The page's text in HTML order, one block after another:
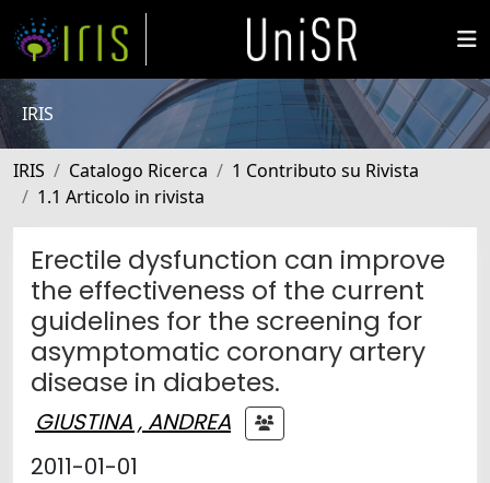
IRIS
IRIS Catalogo Ricerca
1 Contributo su Rivista
1.1 Articolo in rivista
Erectile dysfunction can improve
the effectiveness of the current
guidelines for the screening for
asymptomatic coronary artery
disease in diabetes.
GIUSTINA , ANDREA
2011-01-01